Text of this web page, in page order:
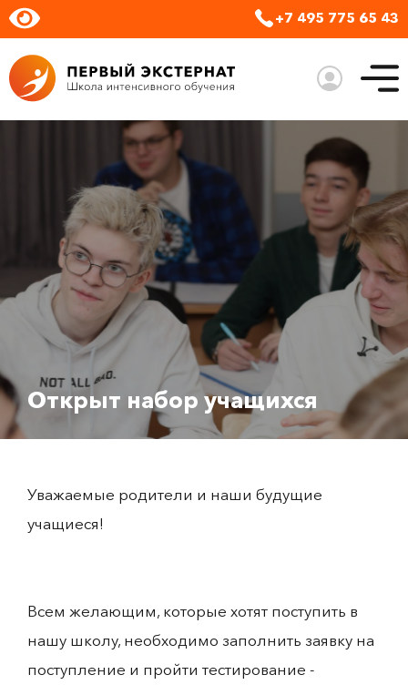
+7 495 775 65 43
Открыт набор учащихся
Уважаемые родители и наши будущие
учащиеся!
Всем желающим, которые хотят поступить в
нашу школу, необходимо заполнить заявку на
поступление и пройти тестирование -